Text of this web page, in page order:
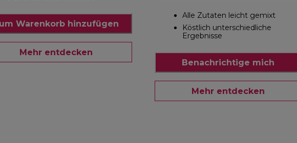
Warenkorb hinzufügen
Mehr entdecken
Alle Zutaten leicht gemixt
Köstlich unterschiedliche
Ergebnisse
Benachrichtige mich
Mehr entdecken